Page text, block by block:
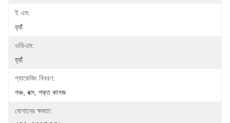
ই এম:
হ্যাঁ
ওডিএম:
হ্যাঁ
প্যাকেজিং বিবরণ:
পঞ্চ, বক্স, শক্ত কাগজ
যোগানের ক্ষমতা: